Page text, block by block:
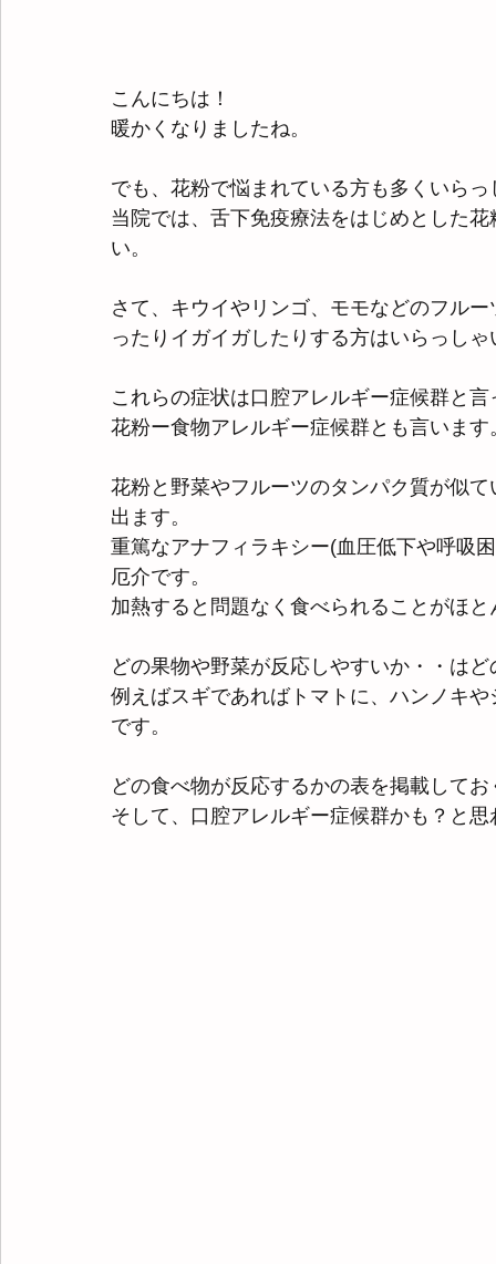
こんにちは！
暖かくなりましたね。
でも、花粉で悩まれている方も多くいらっ
当院では、舌下免疫療法をはじめとした
い。
さて、キウイやリンゴ、モモなどのフル
ったりイガイガしたりする方はいらっし
これらの症状は口腔アレルギー症候群と
花粉ー食物アレルギー症候群とも言います
花粉と野菜やフルーツのタンパク質が似
出ます。
重篤なアナフィラキシー(血圧低下や呼吸
厄介です。
加熱すると問題なく食べられることがほと
どの果物や野菜が反応しやすいか・・は
例えばスギであればトマトに、ハンノキ
です。
どの食べ物が反応するかの表を掲載して
そして、口腔アレルギー症候群かも？と